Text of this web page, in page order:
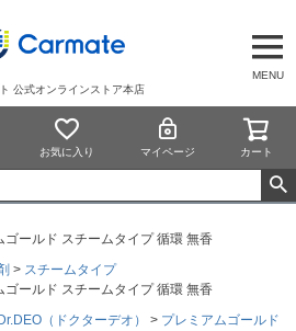
MENU
公式オンラインストア本店
お気に入り マイページ カート
ールド スチームタイプ 循環 無香
スチームタイプ
ールド スチームタイプ 循環 無香
Dr.DEO（ドクターデオ）
プレミアムゴールド